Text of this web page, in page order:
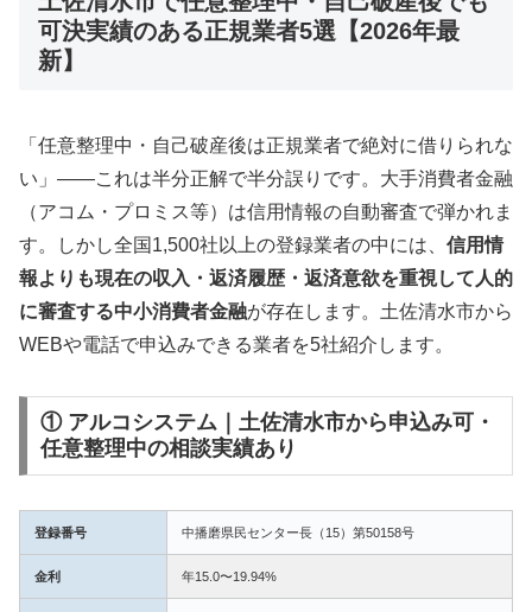
可決実績のある正規業者5選【2026年最
新】
「任意整理中・自己破産後は正規業者で絶対に借りられな
い」——これは半分正解で半分誤りです。大手消費者金融
（アコム・プロミス等）は信用情報の自動審査で弾かれま
す。しかし全国1,500社以上の登録業者の中には、 信用情
報よりも現在の収入・返済履歴・返済意欲を重視して人的
に審査する中小消費者金融が存在します。土佐清水市から
WEBや電話で申込みできる業者を5社紹介します。
① アルコシステム｜土佐清水市から申込み可・
任意整理中の相談実績あり
登録番号 中播磨県民センター長（15）第50158号
金利 年15.0〜19.94%